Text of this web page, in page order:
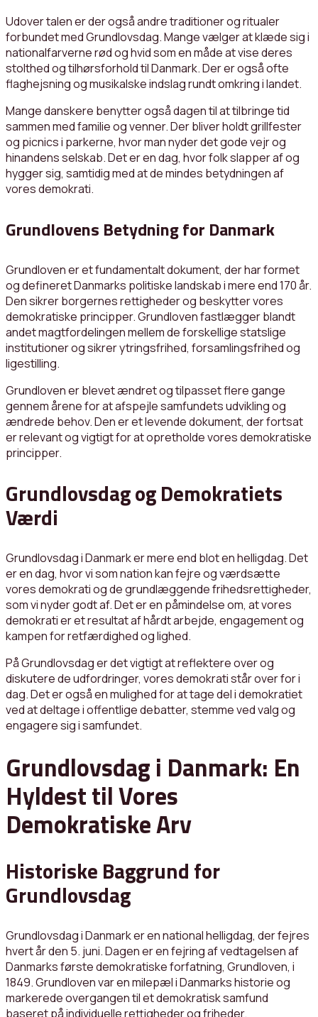
Udover talen er der også andre traditioner og ritualer
forbundet med Grundlovsdag. Mange vælger at klæde sig i
nationalfarverne rød og hvid som en måde at vise deres
stolthed og tilhørsforhold til Danmark. Der er også ofte
flaghejsning og musikalske indslag rundt omkring i landet.
Mange danskere benytter også dagen til at tilbringe tid
sammen med familie og venner. Der bliver holdt grillfester
og picnics i parkerne, hvor man nyder det gode vejr og
hinandens selskab. Det er en dag, hvor folk slapper af og
hygger sig, samtidig med at de mindes betydningen af
vores demokrati.
Grundlovens Betydning for Danmark
Grundloven er et fundamentalt dokument, der har formet
og defineret Danmarks politiske landskab i mere end 170 år.
Den sikrer borgernes rettigheder og beskytter vores
demokratiske principper. Grundloven fastlægger blandt
andet magtfordelingen mellem de forskellige statslige
institutioner og sikrer ytringsfrihed, forsamlingsfrihed og
ligestilling.
Grundloven er blevet ændret og tilpasset flere gange
gennem årene for at afspejle samfundets udvikling og
ændrede behov. Den er et levende dokument, der fortsat
er relevant og vigtigt for at opretholde vores demokratiske
principper.
Grundlovsdag og Demokratiets
Værdi
Grundlovsdag i Danmark er mere end blot en helligdag. Det
er en dag, hvor vi som nation kan fejre og værdsætte
vores demokrati og de grundlæggende frihedsrettigheder,
som vi nyder godt af. Det er en påmindelse om, at vores
demokrati er et resultat af hårdt arbejde, engagement og
kampen for retfærdighed og lighed.
På Grundlovsdag er det vigtigt at reflektere over og
diskutere de udfordringer, vores demokrati står over for i
dag. Det er også en mulighed for at tage del i demokratiet
ved at deltage i offentlige debatter, stemme ved valg og
engagere sig i samfundet.
Grundlovsdag i Danmark: En
Hyldest til Vores
Demokratiske Arv
Historiske Baggrund for
Grundlovsdag
Grundlovsdag i Danmark er en national helligdag, der fejres
hvert år den 5. juni. Dagen er en fejring af vedtagelsen af
Danmarks første demokratiske forfatning, Grundloven, i
1849. Grundloven var en milepæl i Danmarks historie og
markerede overgangen til et demokratisk samfund
baseret på individuelle rettigheder og friheder.